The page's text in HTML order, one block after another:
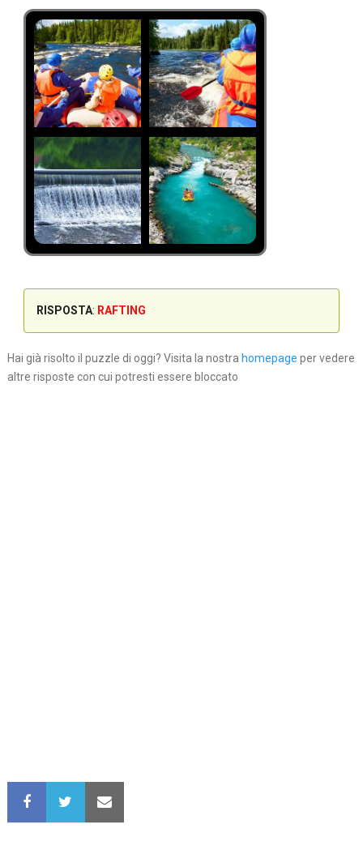
RISPOSTA: RAFTING
Hai già risolto il puzzle di oggi? Visita la nostra homepage per vedere
altre risposte con cui potresti essere bloccato